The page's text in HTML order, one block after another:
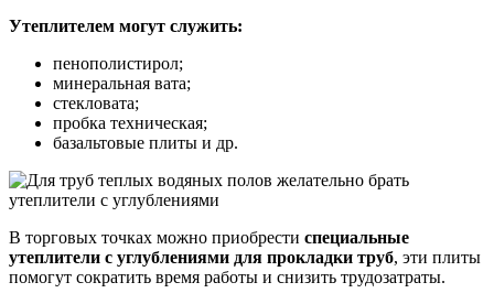
Утеплителем могут служить:
пенополистирол;
минеральная вата;
стекловата;
пробка техническая;
базальтовые плиты и др.
В торговых точках можно приобрести специальные
утеплители с углублениями для прокладки труб, эти плиты
помогут сократить время работы и снизить трудозатраты.